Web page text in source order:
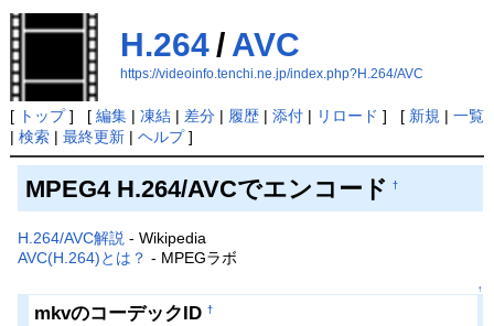
H.264/ AVC
https://videoinfo.tenchi.ne.jp/index.php?H.264/AVC
[ トップ] [ 編集| 凍結| 差分| 履歴| 添付| リロード ] [ 新規 | 一覧
| 検索| 最終更新| ヘルプ]
MPEG4 H.264/AVCでエンコード †
H.264/AVC解説 - Wikipedia
AVC(H.264)とは？ - MPEGラボ
↑
mkvのコーデックID †